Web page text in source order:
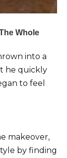
into a
he quickly
to feel
makeover,
by finding